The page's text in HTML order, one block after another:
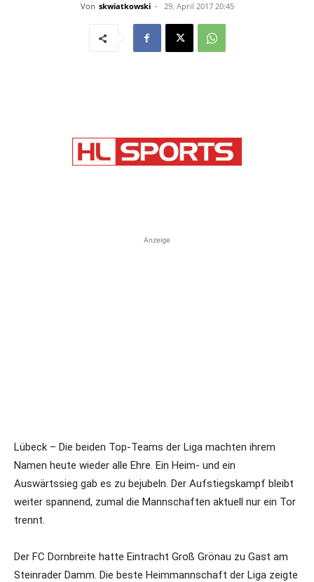
Von skwiatkowski - 29. April 2017 20:45
Anzeige
Lübeck – Die beiden Top-Teams der Liga machten ihrem
Namen heute wieder alle Ehre. Ein Heim- und ein
Auswärtssieg gab es zu bejubeln. Der Aufstiegskampf bleibt
weiter spannend, zumal die Mannschaften aktuell nur ein Tor
trennt.
Der FC Dornbreite hatte Eintracht Groß Grönau zu Gast am
Steinrader Damm. Die beste Heimmannschaft der Liga zeigte